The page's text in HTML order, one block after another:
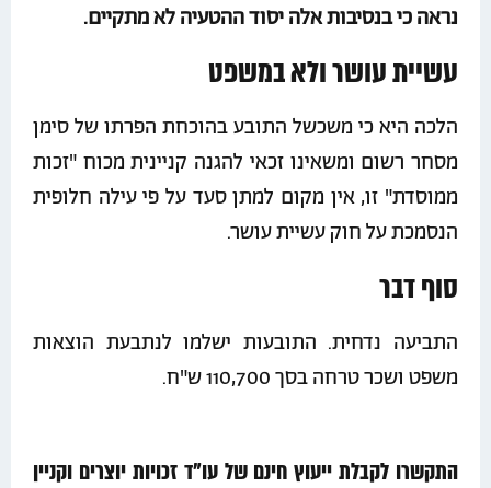
נראה כי בנסיבות אלה יסוד ההטעיה לא מתקיים.
עשיית עושר ולא במשפט
הלכה היא כי משכשל התובע בהוכחת הפרתו של סימן
מסחר רשום ומשאינו זכאי להגנה קניינית מכוח "זכות
ממוסדת" זו, אין מקום למתן סעד על פי עילה חלופית
הנסמכת על חוק עשיית עושר.
סוף דבר
התביעה נדחית. התובעות ישלמו לנתבעת הוצאות
משפט ושכר טרחה בסך 110,700 ש"ח.
התקשרו לקבלת ייעוץ חינם של עו"ד זכויות יוצרים וקניין